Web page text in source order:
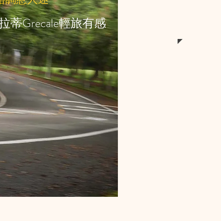
蒂Grecale輕旅有感